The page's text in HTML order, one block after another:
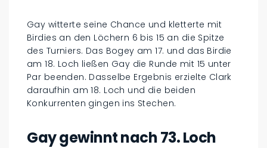
Gay witterte seine Chance und kletterte mit
Birdies an den Löchern 6 bis 15 an die Spitze
des Turniers. Das Bogey am 17. und das Birdie
am 18. Loch ließen Gay die Runde mit 15 unter
Par beenden. Dasselbe Ergebnis erzielte Clark
daraufhin am 18. Loch und die beiden
Konkurrenten gingen ins Stechen.
Gay gewinnt nach 73. Loch